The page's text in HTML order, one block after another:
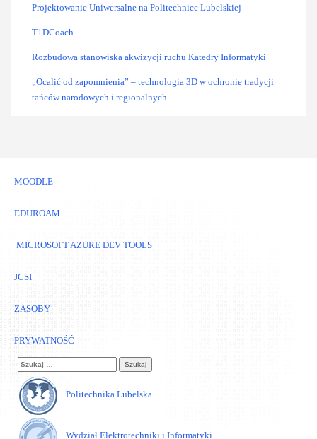
Projektowanie Uniwersalne na Politechnice Lubelskiej
T1DCoach
Rozbudowa stanowiska akwizycji ruchu Katedry Informatyki
„Ocalić od zapomnienia” – technologia 3D w ochronie tradycji
tańców narodowych i regionalnych
MOODLE
EDUROAM
MICROSOFT AZURE DEV TOOLS
JCSI
ZASOBY
PRYWATNOŚĆ
Szukaj:
Politechnika Lubelska
Wydział Elektrotechniki i Informatyki